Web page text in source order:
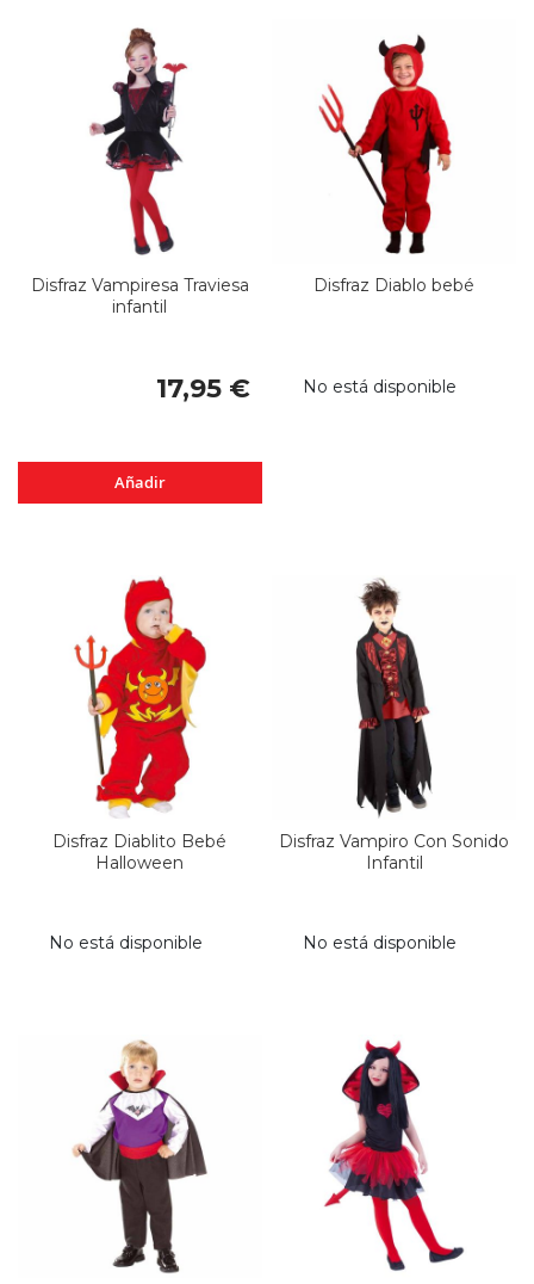
Disfraz Vampiresa Traviesa
infantil
17,95 €
Añadir
Disfraz Diablo bebé
No está disponible
Disfraz Diablito Bebé
Halloween
No está disponible
Disfraz Vampiro Con Sonido
Infantil
No está disponible